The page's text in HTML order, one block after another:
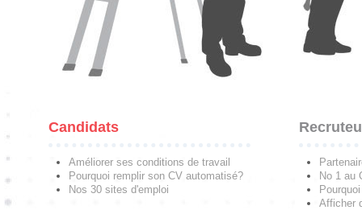
Candidats
Améliorer ses conditions de travail
Pourquoi remplir son CV automatisé?
Nos 30 sites d'emploi
No 1 au
Afficher